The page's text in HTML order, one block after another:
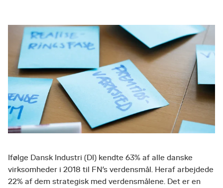
Ifølge Dansk Industri (DI) kendte 63% af alle danske
virksomheder i 2018 til FN’s verdensmål. Heraf arbejdede
22% af dem strategisk med verdensmålene. Det er en